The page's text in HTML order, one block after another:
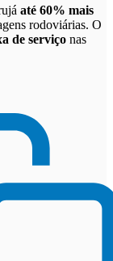
até 60% mais
rodoviárias. O
de serviço nas